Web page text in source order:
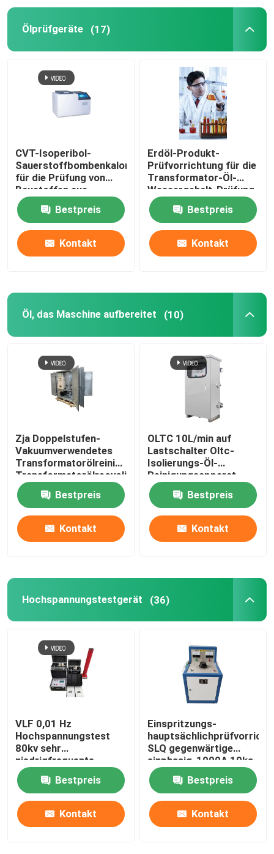
Ölprüfgeräte (17)
CVT-Isoperibol-
Sauerstoffbombenkalorimeter
für die Prüfung von
Baustoffen aus
Kohlenfutteröl
Bestpreis
Kontakt
Erdöl-Produkt-
Prüfvorrichtung für die
Transformator-Öl-
Wassergehalt-Prüfung
Bestpreis
Kontakt
Öl, das Maschine aufbereitet (10)
Zja Doppelstufen-
Vakuumverwendetes
Transformatorölreiniger,
Transformatorölrecyclingmaschine
Bestpreis
Kontakt
OLTC 10L/min auf
Lastschalter Oltc-
Isolierungs-Öl-
Reinigungsapparat
Bestpreis
Kontakt
Hochspannungstestgerät (36)
VLF 0,01 Hz
Hochspannungstest
80kv sehr
niedrigfrequente
Wechselstrom-Hypot-
Tester
Bestpreis
Kontakt
Einspritzungs-
SLQ gegenwärtige
einphasig-1000A 10ka
Bestpreis
Kontakt